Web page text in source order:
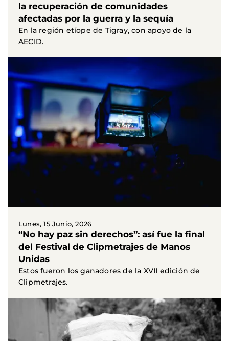
la recuperación de comunidades
afectadas por la guerra y la sequía
En la región etíope de Tigray, con apoyo de la
AECID.
Lunes, 15 Junio, 2026
“No hay paz sin derechos”: así fue la final
del Festival de Clipmetrajes de Manos
Unidas
Estos fueron los ganadores de la XVII edición de
Clipmetrajes.